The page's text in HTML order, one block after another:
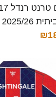
26 חולצה קצרה